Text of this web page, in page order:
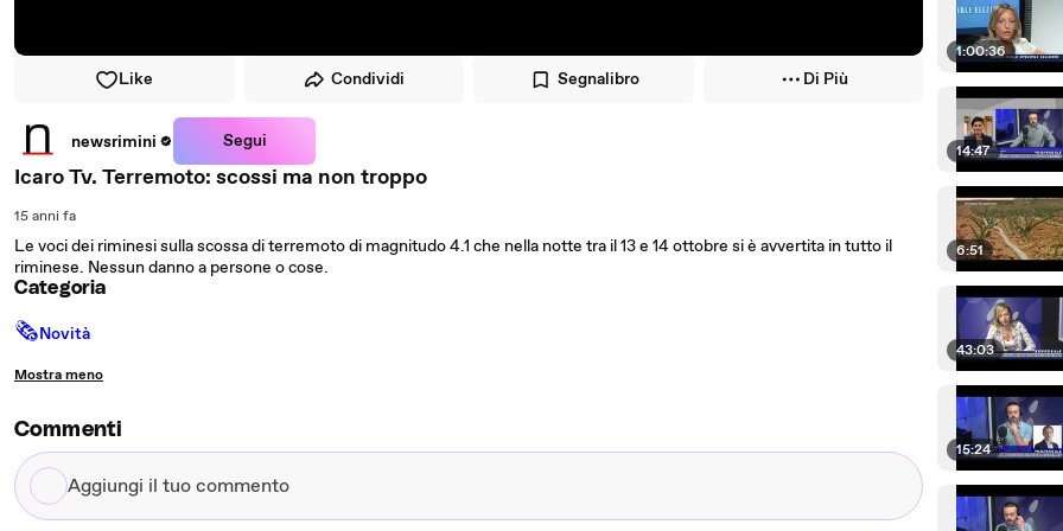
Like Condividi Segnalibro Di Più
newsrimini Segui
Icaro Tv. Terremoto: scossi ma non troppo
15 anni fa
Le voci dei riminesi sulla scossa di terremoto di magnitudo 4.1 che nella notte tra il 13 e 14 ottobre si è avvertita in tutto il
riminese. Nessun danno a persone o cose.
Categoria
🗞Novità
Mostra meno
Commenti
Aggiungi
il
1:00:36
14:47
6:51
43:03
15:24